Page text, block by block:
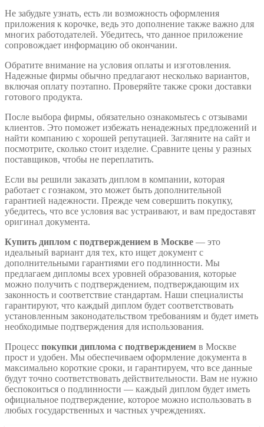
Не забудьте узнать, есть ли возможность оформления
приложения к корочке, ведь это дополнение также важно для
многих работодателей. Убедитесь, что данное приложение
сопровождает информацию об окончании.
Обратите внимание на условия оплаты и изготовления.
Надежные фирмы обычно предлагают несколько вариантов,
включая оплату поэтапно. Проверяйте также сроки доставки
готового продукта.
После выбора фирмы, обязательно ознакомьтесь с отзывами
клиентов. Это поможет избежать ненадежных предложений и
найти компанию с хорошей репутацией. Загляните на сайт и
посмотрите, сколько стоит изделие. Сравните цены у разных
поставщиков, чтобы не переплатить.
Если вы решили заказать диплом в компании, которая
работает с гознаком, это может быть дополнительной
гарантией надежности. Прежде чем совершить покупку,
убедитесь, что все условия вас устраивают, и вам предоставят
оригинал документа.
Купить диплом с подтверждением в Москве — это
идеальный вариант для тех, кто ищет документ с
дополнительными гарантиями его подлинности. Мы
предлагаем дипломы всех уровней образования, которые
можно получить с подтверждением, подтверждающим их
законность и соответствие стандартам. Наши специалисты
гарантируют, что каждый диплом будет соответствовать
установленным законодательством требованиям и будет иметь
необходимые подтверждения для использования.
Процесс покупки диплома с подтверждением в Москве
прост и удобен. Мы обеспечиваем оформление документа в
максимально короткие сроки, и гарантируем, что все данные
будут точно соответствовать действительности. Вам не нужно
беспокоиться о подлинности — каждый диплом будет иметь
официальное подтверждение, которое можно использовать в
любых государственных и частных учреждениях.